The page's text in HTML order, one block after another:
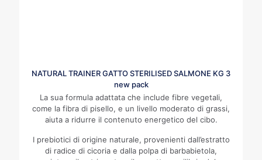
NATURAL TRAINER GATTO STERILISED SALMONE KG 3
new pack
La sua formula adattata che include fibre vegetali,
come la fibra di pisello, e un livello moderato di grassi,
aiuta a ridurre il contenuto energetico del cibo.
I prebiotici di origine naturale, provenienti dall’estratto
di radice di cicoria e dalla polpa di barbabietola,